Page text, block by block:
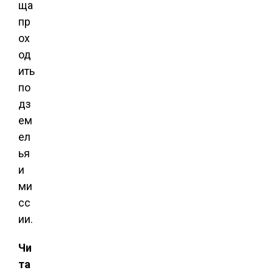
ща
пр
ох
од
ить
по
дз
ем
ел
ья
и
ми
сс
ии.
Чи
та